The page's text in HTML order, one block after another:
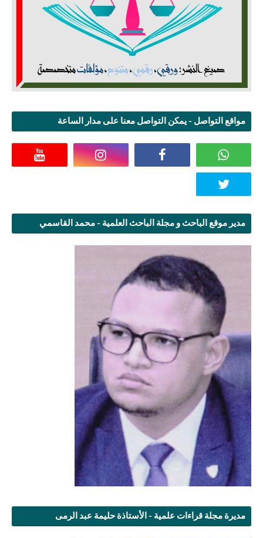
مواقع التواصل - يمكن التواصل معنا على مدار الساعة
مدير موقع الباحث و مجلة الباحث العلمية - محمد القاسمي
مديرة مجلة قراءات علمية - الأستاذة حليمة عبد الرمى